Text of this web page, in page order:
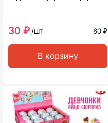
30 ₽ /шт 60 ₽
В корзину